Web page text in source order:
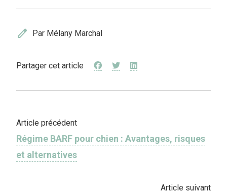
edit Par Mélany Marchal
Partager cet article
Article précédent
Régime BARF pour chien : Avantages, risques
et alternatives
Article suivant